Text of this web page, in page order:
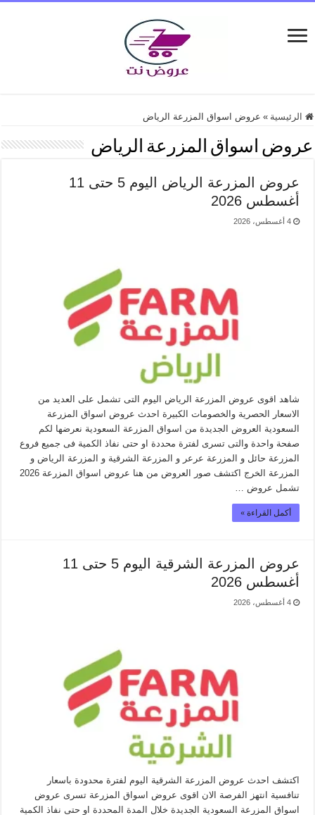
الرئيسية » عروض اسواق المزرعة الرياض
عروض اسواق المزرعة الرياض
عروض المزرعة الرياض اليوم 5 حتى 11
أغسطس 2026
4 أغسطس، 2026
شاهد اقوى عروض المزرعة الرياض اليوم التى تشمل على العديد من
الاسعار الحصرية والخصومات الكبيرة احدث عروض اسواق المزرعة
السعودية العروض الجديدة من اسواق المزرعة السعودية نعرضها لكم
صفحة واحدة والتى تسرى لفترة محددة او حتى نفاذ الكمية فى جميع فروع
المزرعة حائل و المزرعة عرعر و المزرعة الشرقية و المزرعة الرياض و
المزرعة الخرج اكتشف صور العروض من هنا عروض اسواق المزرعة 2026
تشمل عروض …
أكمل القراءة »
عروض المزرعة الشرقية اليوم 5 حتى 11
أغسطس 2026
4 أغسطس، 2026
اكتشف احدث عروض المزرعة الشرقية اليوم لفترة محدودة باسعار
تنافسية انتهز الفرصة الان اقوى عروض اسواق المزرعة تسرى عروض
اسواق المزرعة السعودية الجديدة خلال المدة المحددة او حتى نفاذ الكمية